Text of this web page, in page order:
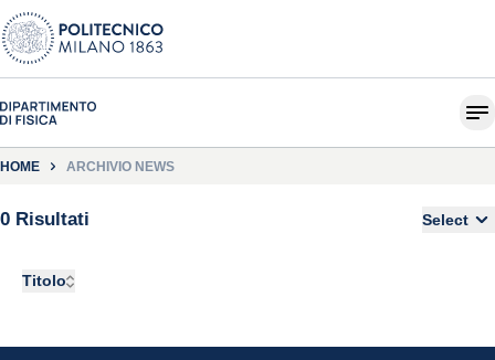
HOME ARCHIVIO NEWS
0 Risultati Select
Titolo